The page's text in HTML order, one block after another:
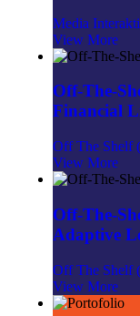
Media
View More
Off-The-
Financial
Off The Shelf
View More
Off-The-
Adaptive
Off The Shelf
View More